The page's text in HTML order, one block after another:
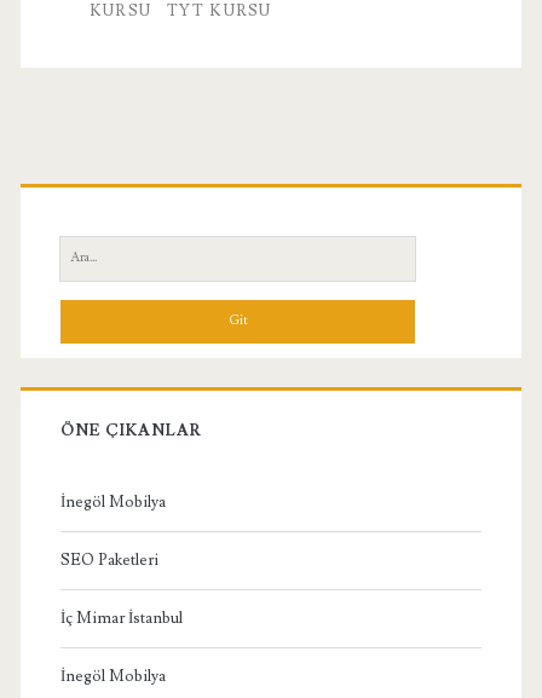
KURSU
TYT KURSU
Birincil
Yan
Menü
Ara:
ÖNE ÇIKANLAR
İnegöl Mobilya
SEO Paketleri
İç Mimar İstanbul
İnegöl Mobilya